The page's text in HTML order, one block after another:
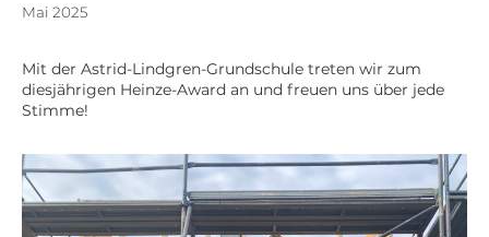
Mai 2025
Mit der Astrid-Lindgren-Grundschule treten wir zum
diesjährigen Heinze-Award an und freuen uns über jede
Stimme!